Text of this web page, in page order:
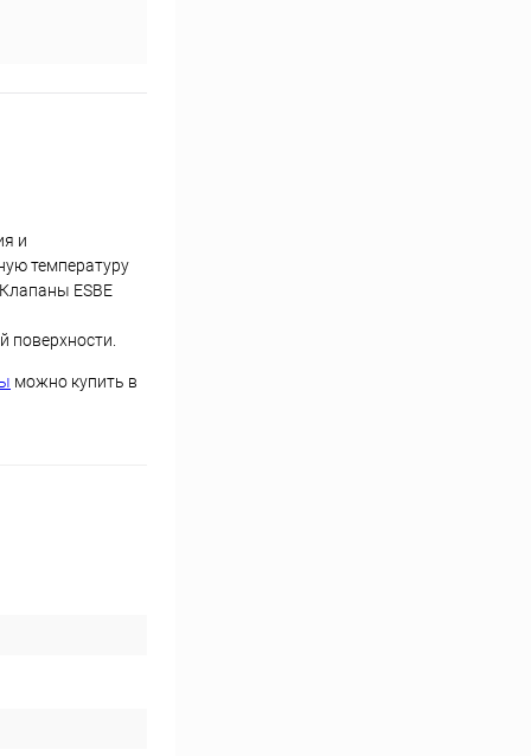
и
температуру
ESBE
поверхности.
можно купить в